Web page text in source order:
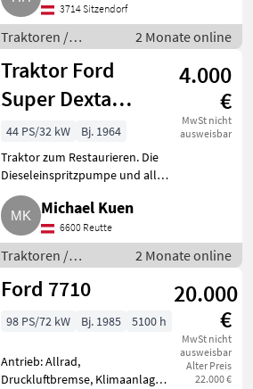
3714 Sitzendorf
Traktoren /
Standard
Traktoren
2 Monate online
Traktor Ford
Super Dexta
3000-8
4.000
€
MwSt nicht
ausweisbar
44 PS/32 kW
Bj. 1964
Traktor zum Restaurieren. Die
Dieseleinspritzpumpe und alle
Filter wurden erneuert, der
Traktor läuft beim ersten Start,
es wurde schon ziemlich was
investiert. Der
Michael Kuen
6600 Reutte
Traktoren /
Standard
Traktoren
2 Monate online
Ford 7710
20.000
€
MwSt nicht
ausweisbar
Alter Preis
22.000 €
98 PS/72 kW Bj. 1985 5100 h
Antrieb: Allrad,
Druckluftbremse, Klimaanlage,